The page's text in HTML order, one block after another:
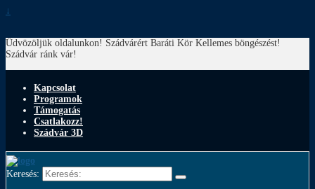
↓
Üdvözöljük oldalunkon! Szádvárért Baráti Kör Kellemes böngészést!
Szádvár ránk vár!
Kapcsolat
Programok
Támogatás
Csatlakozz!
Szádvár 3D
Keresés: